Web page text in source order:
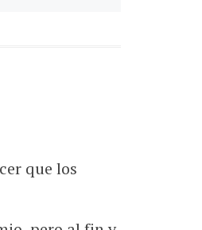
que los